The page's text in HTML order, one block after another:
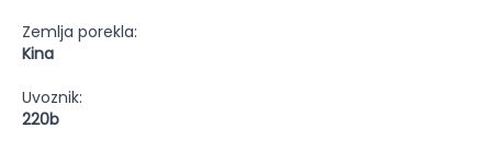
Zemlja porekla:
Kina
Uvoznik:
220b